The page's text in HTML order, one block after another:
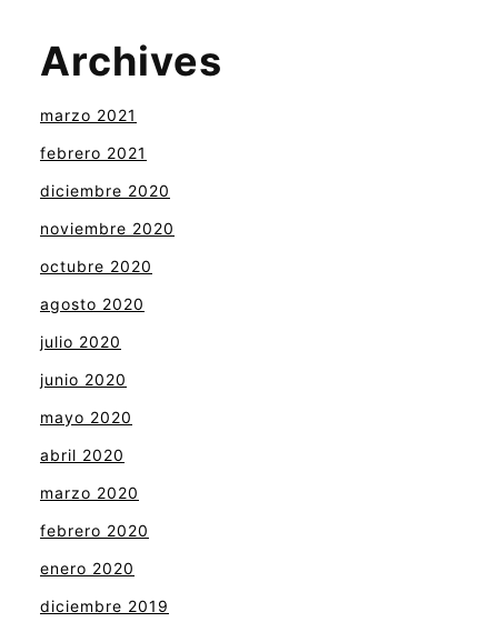
Archives
marzo 2021
febrero 2021
diciembre 2020
noviembre 2020
octubre 2020
agosto 2020
julio 2020
junio 2020
mayo 2020
abril 2020
marzo 2020
febrero 2020
enero 2020
diciembre 2019